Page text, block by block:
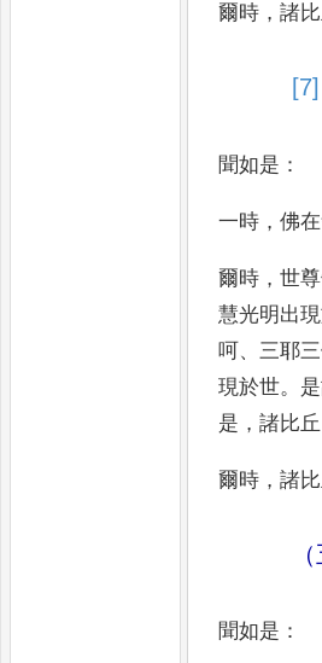
爾時 ，諸
[7]
聞如是 ：
一時 ，佛
爾時 ，世
慧光明出
呵、 三耶
現於世。
是 ，諸比 丘
爾時 ，諸
聞如是 ：